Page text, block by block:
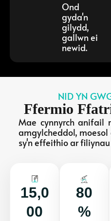
Ond
gyda'n
gilydd,
gallwn ei
newid.
NID YN
Ffermio
Mae cynnyrch anifail
amgylcheddol,
sy'n effeithio ar
15,0
00
80
%